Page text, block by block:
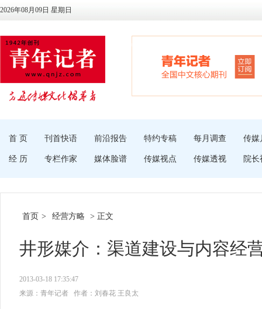
2026年08月09日 星期日
首 页 刊首快语 前沿报告 特约专稿 每月调查 传媒
经 历 专栏作家 媒体脸谱 传媒视点 传媒透视 院长
首页 > 经营方略 > 正文
井形媒介：渠道建设与内容经
2013-03-18 17:35:47
来源：青年记者
作者：刘春花 王良太